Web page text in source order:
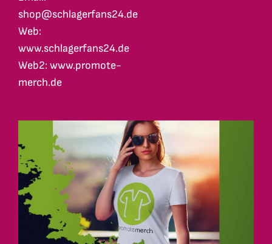
shop@schlagerfans24.de
Web:
www.schlagerfans24.de
Web2: www.promote-
merch.de